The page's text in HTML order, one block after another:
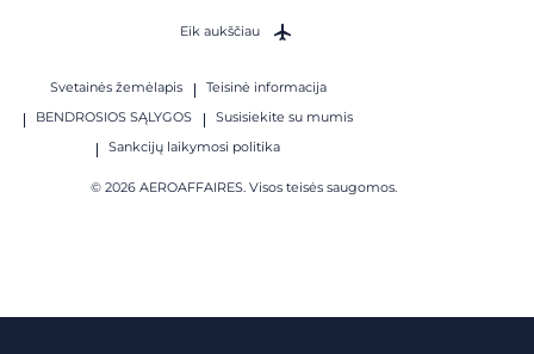
Svetainės žemėlapis
Teisinė informacija
BENDROSIOS SĄLYGOS
Susisiekite su mumis
Sankcijų laikymosi politika
© 2026 AEROAFFAIRES. Visos teisės saugomos.
Eik aukščiau